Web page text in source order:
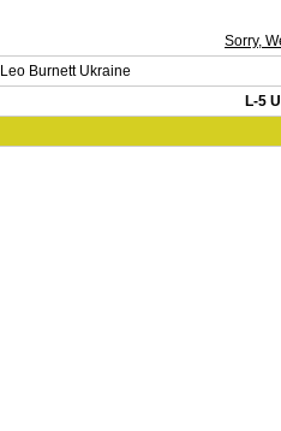
Sorry,
Leo Burnett Ukraine
L-5